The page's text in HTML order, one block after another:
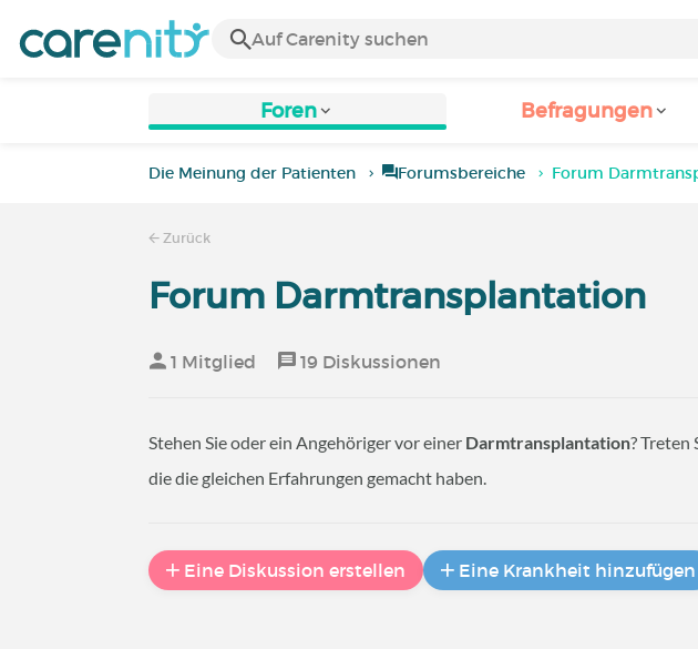
Foren Befragungen
Die Meinung der Patienten Forumsbereiche Forum
Zurück
Forum Darmtransplantation
1 Mitglied 19 Diskussionen
Stehen Sie oder ein Angehöriger vor einer Darmtransplantation? Treten
die die gleichen Erfahrungen gemacht haben.
Eine Diskussion erstellen Eine Krankheit hinzufügen